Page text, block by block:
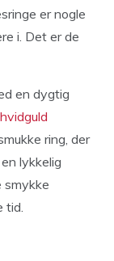
er nogle
i. Det er de
en dygtig
ring, der
lykkelig
smykke
tid.